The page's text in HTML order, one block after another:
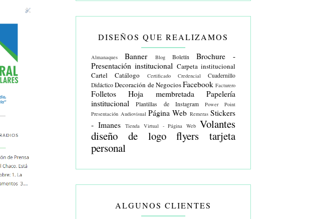
DISEÑOS QUE REALIZAMOS
Almanaques Banner Blog Boletín
Brochure -
Presentación institucional Carpeta institucional
Cartel
Catálogo Certificado Credencial
Cuadernillo
Didáctico Decoración de NegociosFacebook Facturero
Folletos Hoja membretada
Papelería
institucional
Plantillas de Instagram
Power Point
Presentación Audiovisual Página Web Remeras Stickers
- Imanes
Tienda Virtual - Página Web Volantes
diseño de logo
flyers
tarjeta
personal
ALGUNOS CLIENTES